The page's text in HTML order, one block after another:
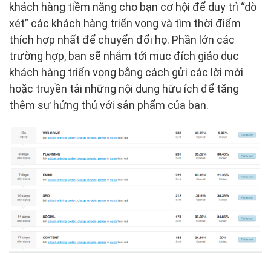
khách hàng tiềm năng cho bạn cơ hội để duy trì “dò
xét” các khách hàng triển vọng và tìm thời điểm
thích hợp nhất để chuyển đổi họ. Phần lớn các
trường hợp, bạn sẽ nhắm tới mục đích giáo dục
khách hàng triển vọng bằng cách gửi các lời mời
hoặc truyền tải những nội dung hữu ích để tăng
thêm sự hứng thú với sản phẩm của bạn.